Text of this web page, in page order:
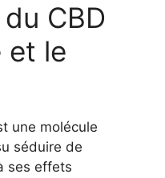
CBD
et le
une molécule
séduire de
ses effets